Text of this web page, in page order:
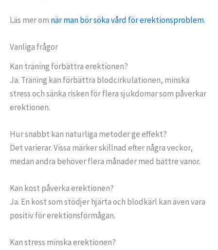
Läs mer om när man bör söka vård för erektionsproblem.
Vanliga frågor
Kan träning förbättra erektionen?
Ja. Träning kan förbättra blodcirkulationen, minska
stress och sänka risken för flera sjukdomar som påverkar
erektionen.
Hur snabbt kan naturliga metoder ge effekt?
Det varierar. Vissa märker skillnad efter några veckor,
medan andra behöver flera månader med bättre vanor.
Kan kost påverka erektionen?
Ja. En kost som stödjer hjärta och blodkärl kan även vara
positiv för erektionsförmågan.
Kan stress minska erektionen?